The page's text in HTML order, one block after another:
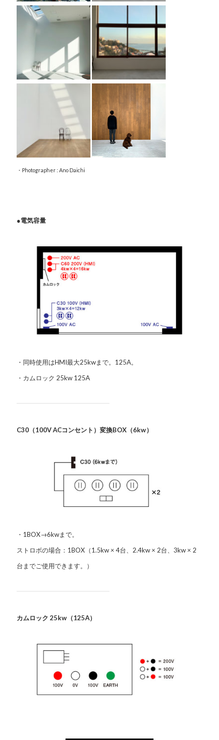
・Photographer : Ano Daichi
●電気容量
・同時使用はHMI最大25kwまで。125A。
・カムロック 25kw 125A
C30（100V ACコンセント）変換BOX（6kw）
・1BOX→6kwまで。
ストロボの場合：1BOX（1.5kw × 4台、2.4kw × 2台、3kw × 2
台までご使用できます。）
カムロック 25kw（125A）